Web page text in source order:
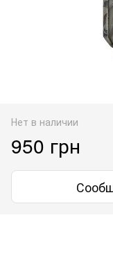
Нет в наличии
950 грн